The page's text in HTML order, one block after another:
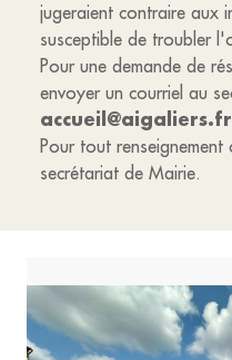
jugeraient contraire aux
susceptible de troubler
Pour une demande de
envoyer un courriel au
accueil@aigaliers.fr
Pour tout
secrétariat de Mairie.